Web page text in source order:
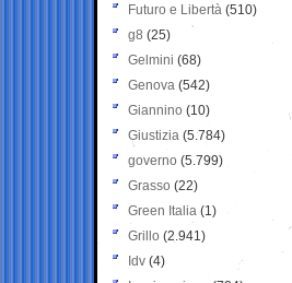
Futuro e Libertà (510)
g8 (25)
Gelmini (68)
Genova (542)
Giannino (10)
Giustizia (5.784)
governo (5.799)
Grasso (22)
Green Italia (1)
Grillo (2.941)
Idv (4)